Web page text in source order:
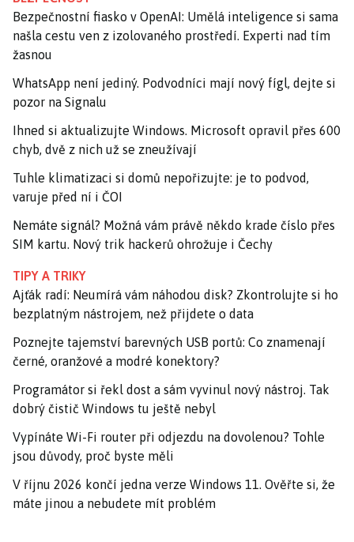
Bezpečnostní fiasko v OpenAI: Umělá inteligence si sama
našla cestu ven z izolovaného prostředí. Experti nad tím
žasnou
WhatsApp není jediný. Podvodníci mají nový fígl, dejte si
pozor na Signalu
Ihned si aktualizujte Windows. Microsoft opravil přes 600
chyb, dvě z nich už se zneužívají
Tuhle klimatizaci si domů nepořizujte: je to podvod,
varuje před ní i ČOI
Nemáte signál? Možná vám právě někdo krade číslo přes
SIM kartu. Nový trik hackerů ohrožuje i Čechy
TIPY A TRIKY
Ajťák radí: Neumírá vám náhodou disk? Zkontrolujte si ho
bezplatným nástrojem, než přijdete o data
Poznejte tajemství barevných USB portů: Co znamenají
černé, oranžové a modré konektory?
Programátor si řekl dost a sám vyvinul nový nástroj. Tak
dobrý čistič Windows tu ještě nebyl
Vypínáte Wi-Fi router při odjezdu na dovolenou? Tohle
jsou důvody, proč byste měli
V říjnu 2026 končí jedna verze Windows 11. Ověřte si, že
máte jinou a nebudete mít problém